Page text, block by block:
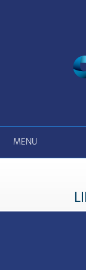
MENU